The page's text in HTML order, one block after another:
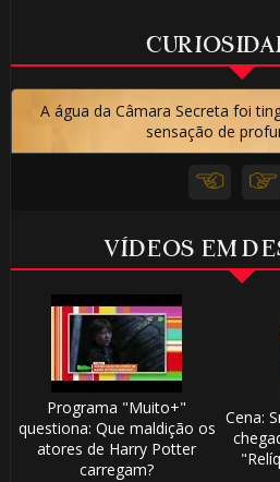
A água da Câmara Secreta foi
sensação de
VÍDEOS EM
Programa "Muito+"
questiona: Que maldição os
atores de Harry Potter
carregam?
Cena: